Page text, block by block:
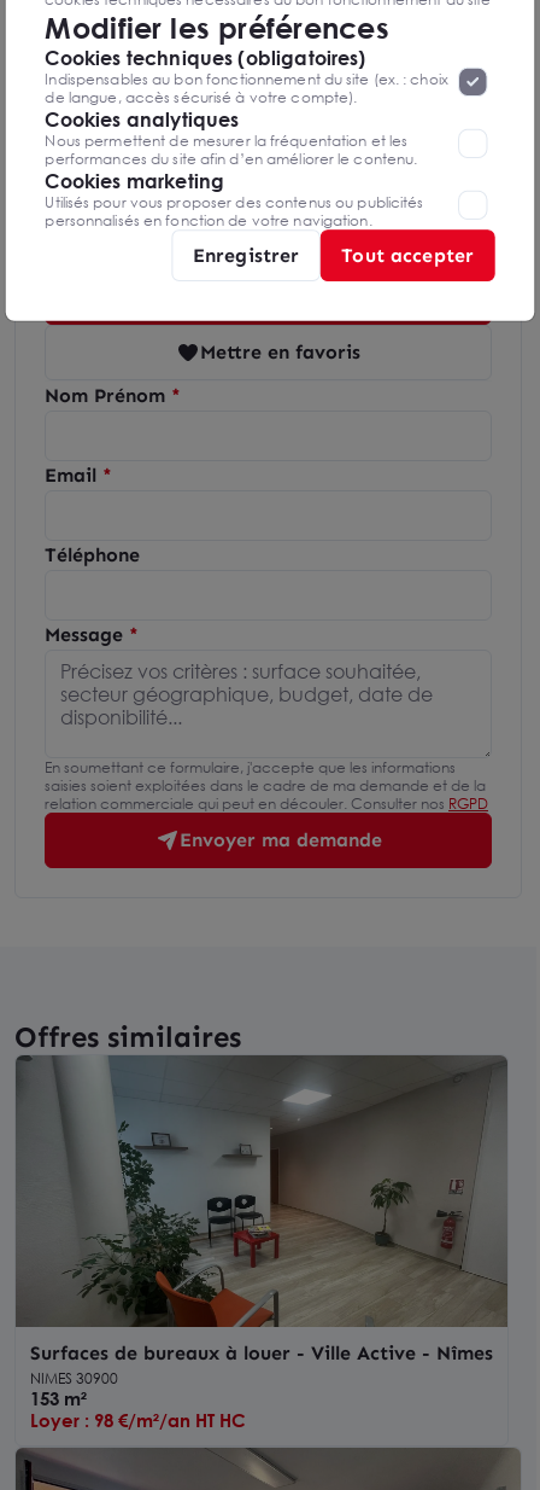
Diagnostics GES en cours de réalisation
Olivia ATLAN
Nîmes
Mettre en favoris
Nom Prénom
Email
Téléphone
Message
En soumettant ce formulaire, j'accepte que les informations
saisies soient exploitées dans le cadre de ma demande et de la
relation commerciale qui peut en découler. Consulter nos RGPD
Envoyer ma demande
Offres similaires
Surfaces de bureaux à louer - Ville Active - Nîmes
NIMES 30900
153 m²
Loyer : 98 €/m²/an HT HC
seront déposés. Pour plus d’informations, vous pouvez consulter
la page«Protection des données à caractère
personnel ».Lorsque vous naviguez sur notre site internet, il
peut être amenée à déposer des cookies. Vous avez la
possibilité de désactiver les cookies, ces réglages ne seront
valables que sur le navigateur que vous utilisez actuellement
Modifier les préférences
Cookies techniques (obligatoires)
Indispensables au bon fonctionnement du site (ex. : choix
de langue, accès sécurisé à votre compte).
Cookies analytiques
Nous permettent de mesurer la fréquentation et les
performances du site afin d’en améliorer le contenu.
Cookies marketing
Utilisés pour vous proposer des contenus ou publicités
personnalisés en fonction de votre navigation.
Enregistrer Tout accepter